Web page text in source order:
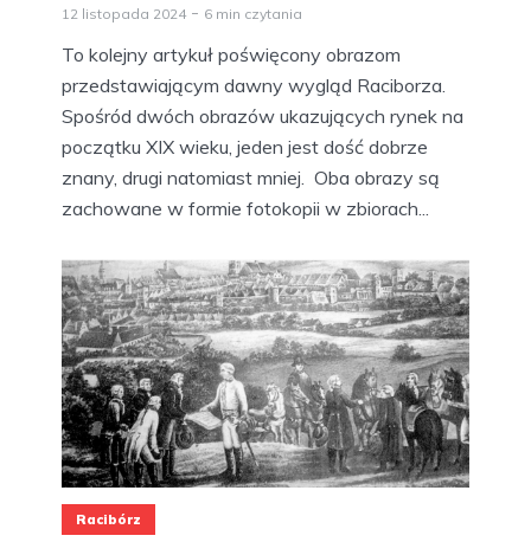
12 listopada 2024 6 min czytania
To kolejny artykuł poświęcony obrazom
przedstawiającym dawny wygląd Raciborza.
Spośród dwóch obrazów ukazujących rynek na
początku XIX wieku, jeden jest dość dobrze
znany, drugi natomiast mniej. Oba obrazy są
zachowane w formie fotokopii w zbiorach...
Racibórz